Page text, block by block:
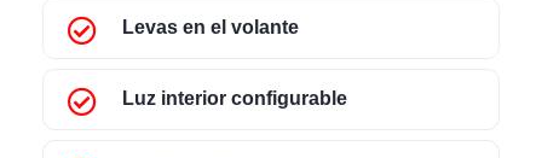
Levas en el volante
Luz interior configurable